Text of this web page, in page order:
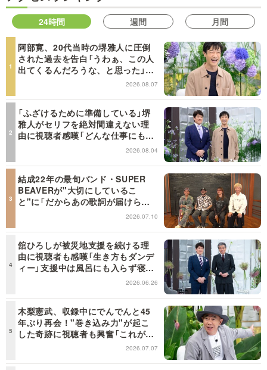
24時間 週間 月間
阿部寛、20代当時の堺雅人に圧倒
された過去を告白「うわぁ、この人
出てくるんだろうな、と思った」
2026.08.07
「ふざけるために準備している」堺
雅人がセリフを絶対間違えない理
由に視聴者感嘆「どんな仕事にも当
てはまる」【日曜日の初耳学】2026.08.04
結成22年の最旬バンド・SUPER
BEAVERが"大切にしているこ
と"に「だからあの歌詞が届けられ
るんだ」共感の声＜日曜日の初耳学
2026.07.10
舘ひろしが被災地支援を続ける理
由に視聴者も感嘆「生き方もダンデ
ィー」支援中は風呂にも入らず寝袋
で寝泊まり【日曜日の初耳学】2026.06.26
木梨憲武、収録中にでんでんと45
年ぶり再会！"巻き込み力"が起こ
した奇跡に視聴者も興奮「これがテ
レビの面白さだよね！」＜日曜日の
2026.07.07